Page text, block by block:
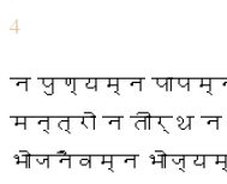
4
न पुण्यम्न
मन्त्रो न तीर्थ
भोजनैवम्न